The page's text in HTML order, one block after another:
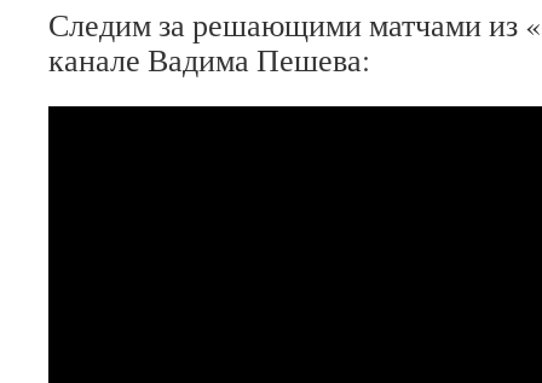
Следим за решающими матчами из
канале Вадима Пешева: